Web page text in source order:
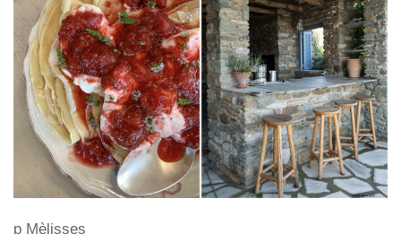
p Mèlisses